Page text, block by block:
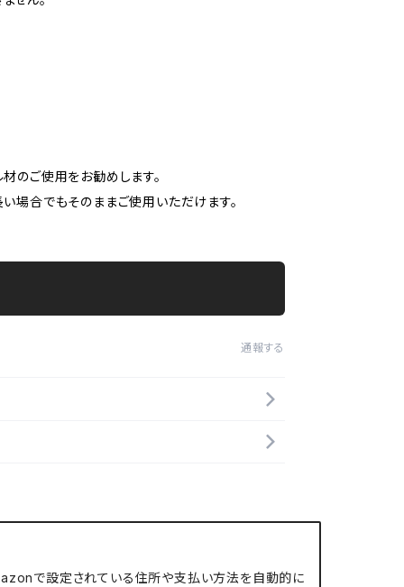
のご使用をお勧めします。
合でもそのままご使用いただけます。
通報する
で設定されている住所や支払い方法を自動的に